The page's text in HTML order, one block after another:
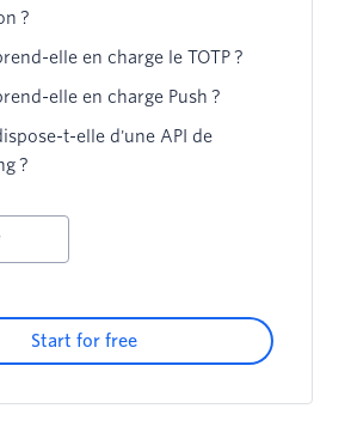
?
elle en charge le TOTP ?
elle en charge Push ?
t-elle d'une API de
?
Start for free